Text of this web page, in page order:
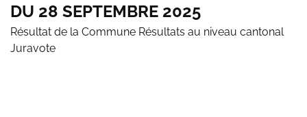
DU 28 SEPTEMBRE 2025
Résultat de la Commune Résultats au niveau cantonal
Juravote